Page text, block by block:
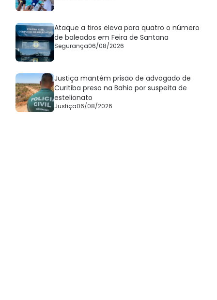
Ataque a tiros eleva para quatro o número
de baleados em Feira de Santana
Segurança06/08/2026
Justiça mantém prisão de advogado de
Curitiba preso na Bahia por suspeita de
estelionato
Justiça06/08/2026